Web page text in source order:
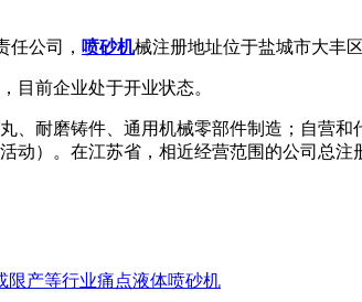
任公司， 喷砂机械注册地址位于盐城市大丰
目前企业处于开业状态。
耐磨铸件、通用机械零部件制造；自营
）。在江苏省，相近经营范围的公司总注
限产等行业痛点液体喷砂机